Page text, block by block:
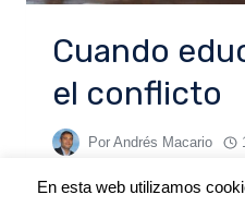
Cuando
el conflicto
Por Andrés Macario
En esta web utilizamos